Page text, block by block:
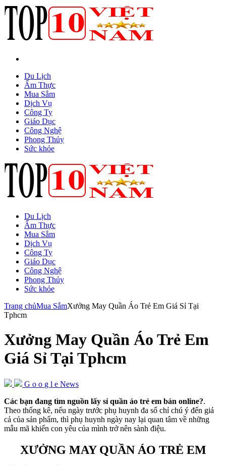
Du Lịch
Ẩm Thực
Mua Sắm
Dịch Vụ
Công Ty
Giáo Dục
Công Nghệ
Phong Thủy
Sức khỏe
Du Lịch
Ẩm Thực
Mua Sắm
Dịch Vụ
Công Ty
Giáo Dục
Công Nghệ
Phong Thủy
Sức khỏe
Trang chủMua SắmXưởng May Quần Áo Trẻ Em Giá Sỉ Tại
Tphcm
Xưởng May Quần Áo Trẻ Em
Giá Sỉ Tại Tphcm
G o o g l e News
Các bạn đang tìm nguồn lấy sỉ quần áo trẻ em bán online?.
Theo thống kê, nếu ngày trước phụ huynh đa số chỉ chú ý đến giá
cả của sản phẩm, thì phụ huynh ngày nay lại quan tâm về những
mẫu mã khiến con yêu của mình trở nên sành điệu.
XƯỞNG MAY QUẦN ÁO TRẺ EM